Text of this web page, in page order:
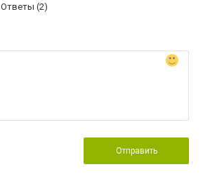
Ответы (2)
Отправить